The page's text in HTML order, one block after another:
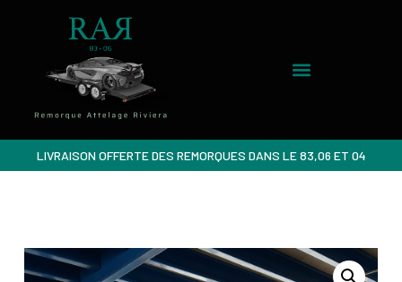
LIVRAISON OFFERTE DES REMORQUES DANS LE 83,06 ET 04